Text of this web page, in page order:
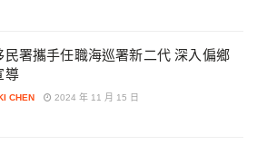
民署攜手任職海巡署新二代 深入偏鄉
導
CHEN 2024 年 11 月 15 日